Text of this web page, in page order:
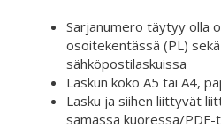
Sarjanumero täytyy olla
osoitekentässä (PL)
sähköpostilaskuissa
Laskun koko A5 tai A4,
Lasku ja siihen liittyvät
samassa kuoressa/